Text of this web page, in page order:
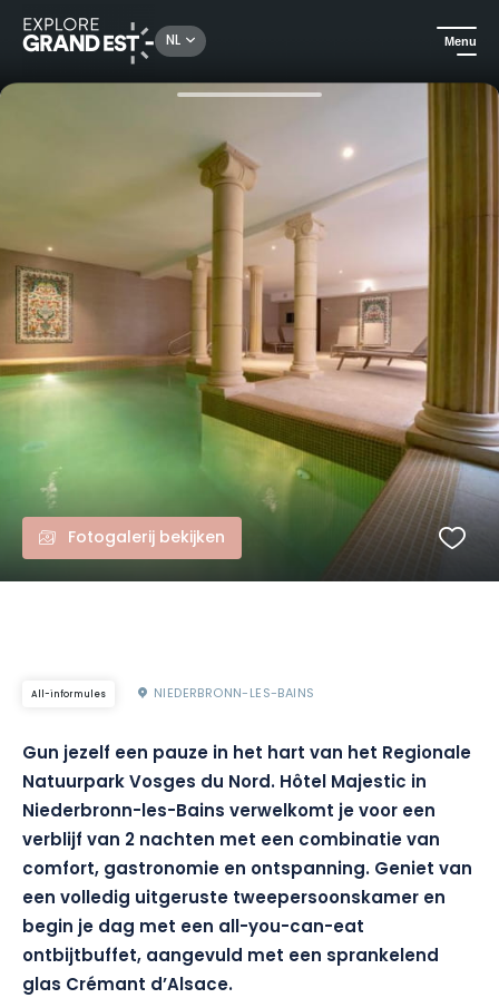
NL Menu
Kijk je ogen uit in de Grand Est Een wellnessvakantie voor fijnproevers in het hart van de Vogezen
Fotogalerij bekijken
All-informules NIEDERBRONN-LES-BAINS
Gun jezelf een pauze in het hart van het Regionale
Natuurpark Vosges du Nord. Hôtel Majestic in
Niederbronn-les-Bains verwelkomt je voor een
verblijf van 2 nachten met een combinatie van
comfort, gastronomie en ontspanning. Geniet van
een volledig uitgeruste tweepersoonskamer en
begin je dag met een all-you-can-eat
ontbijtbuffet, aangevuld met een sprankelend
glas Crémant d’Alsace.